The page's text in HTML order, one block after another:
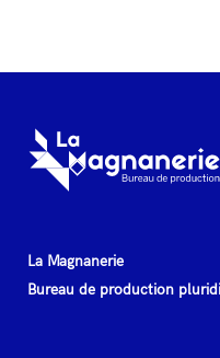
La Magnanerie
Bureau de production